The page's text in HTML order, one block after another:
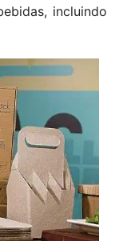
incluindo